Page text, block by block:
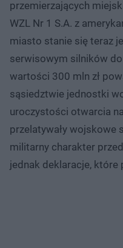
przemierzających
WZL Nr 1 S.A. z
miasto stanie się teraz
serwisowym silników
wartości 300 mln zł
sąsiedztwie jednostki
uroczystości otwarcia
przelatywały wojskowe
militarny charakter
jednak deklaracje, które